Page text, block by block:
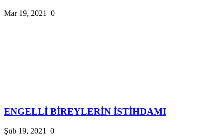
Mar 19, 2021 0
ENGELLİ BİREYLERİN İSTİHDAMI
Şub 19, 2021 0